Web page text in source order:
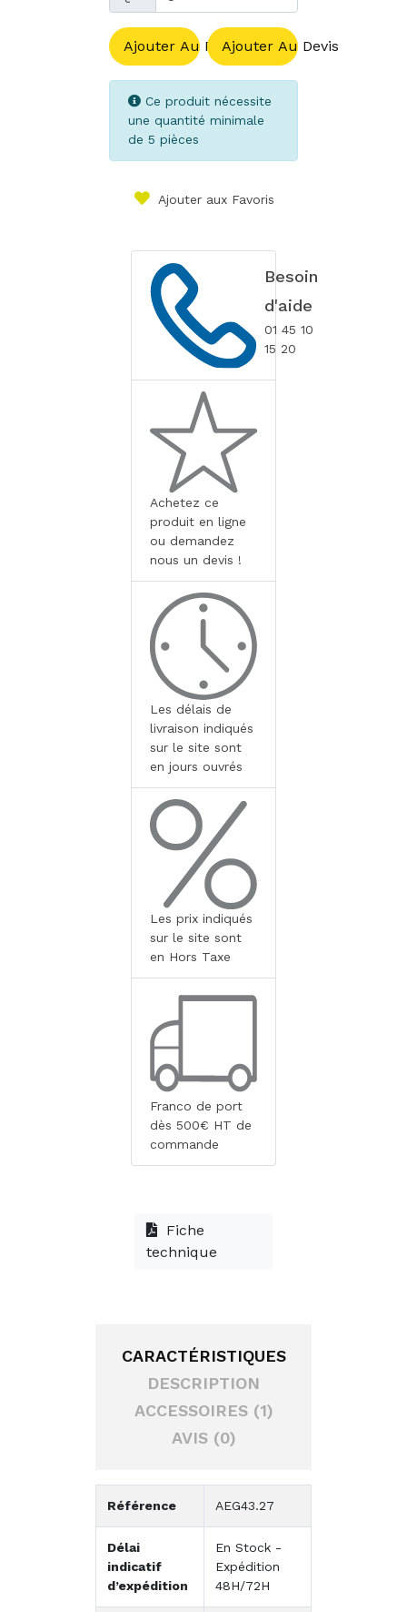
Ajouter Au PanierAjouter Au Devis
Ce produit nécessite
une quantité minimale
de 5 pièces
Ajouter aux Favoris
Besoin
d'aide
01 45 10
15 20
Achetez ce
produit en ligne
ou demandez
nous un devis !
Les délais de
livraison indiqués
sur le site sont
en jours ouvrés
Les prix indiqués
sur le site sont
en Hors Taxe
Franco de port
dès 500€ HT de
commande
Fiche
technique
CARACTÉRISTIQUES
DESCRIPTION
ACCESSOIRES (1)
AVIS (0)
Référence AEG43.27
Délai
indicatif
d’expédition
En Stock -
Expédition
48H/72H